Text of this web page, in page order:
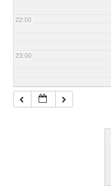
22:00
23:00